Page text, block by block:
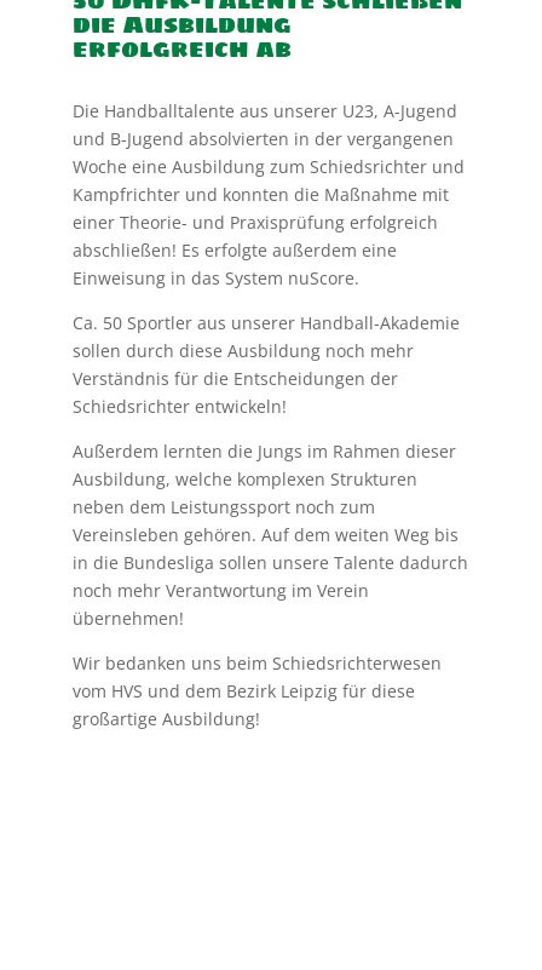
die Ausbildung
erfolgreich ab
Die Handballtalente aus unserer U23, A-Jugend
und B-Jugend absolvierten in der vergangenen
Woche eine Ausbildung zum Schiedsrichter und
Kampfrichter und konnten die Maßnahme mit
einer Theorie- und Praxisprüfung erfolgreich
abschließen! Es erfolgte außerdem eine
Einweisung in das System nuScore.
Ca. 50 Sportler aus unserer Handball-Akademie
sollen durch diese Ausbildung noch mehr
Verständnis für die Entscheidungen der
Schiedsrichter entwickeln!
Außerdem lernten die Jungs im Rahmen dieser
Ausbildung, welche komplexen Strukturen
neben dem Leistungssport noch zum
Vereinsleben gehören. Auf dem weiten Weg bis
in die Bundesliga sollen unsere Talente dadurch
noch mehr Verantwortung im Verein
übernehmen!
Wir bedanken uns beim Schiedsrichterwesen
vom HVS und dem Bezirk Leipzig für diese
großartige Ausbildung!